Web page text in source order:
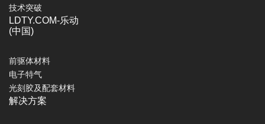
技术突破
LDTY.COM-乐动
(中国)
前驱体材料
电子特气
光刻胶及配套材料
解决方案